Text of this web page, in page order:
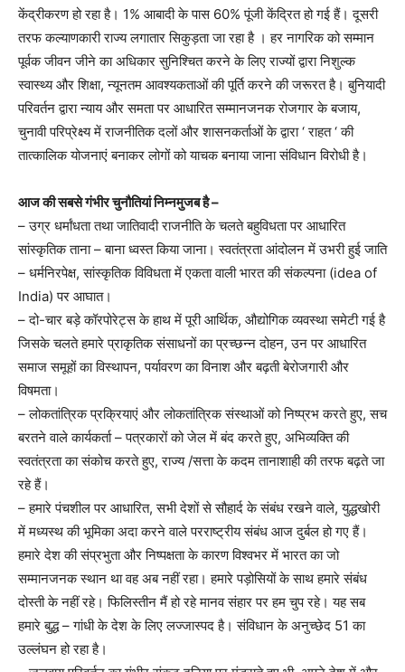
केंद्रीकरण हो रहा है। 1% आबादी के पास 60% पूंजी केंद्रित हो गई हैं। दूसरी
तरफ कल्याणकारी राज्य लगातार सिकुड़ता जा रहा है । हर नागरिक को सम्मान
पूर्वक जीवन जीने का अधिकार सुनिश्चित करने के लिए राज्यों द्वारा निशुल्क
स्वास्थ्य और शिक्षा, न्यूनतम आवश्यकताओं की पूर्ति करने की जरूरत है। बुनियादी
परिवर्तन द्वारा न्याय और समता पर आधारित सम्मानजनक रोजगार के बजाय,
चुनावी परिप्रेक्ष्य में राजनीतिक दलों और शासनकर्ताओं के द्वारा ‘ राहत ‘ की
तात्कालिक योजनाएं बनाकर लोगों को याचक बनाया जाना संविधान विरोधी है।
आज की सबसे गंभीर चुनौतियां निम्नमुजब है –
– उग्र धर्मांधता तथा जातिवादी राजनीति के चलते बहुविधता पर आधारित
सांस्कृतिक ताना – बाना ध्वस्त किया जाना। स्वतंत्रता आंदोलन में उभरी हुई जाति
– धर्मनिरपेक्ष, सांस्कृतिक विविधता में एकता वाली भारत की संकल्पना (idea of
India) पर आघात।
– दो-चार बड़े कॉरपोरेट्स के हाथ में पूरी आर्थिक, औद्योगिक व्यवस्था समेटी गई है
जिसके चलते हमारे प्राकृतिक संसाधनों का प्रच्छन्न दोहन, उन पर आधारित
समाज समूहों का विस्थापन, पर्यावरण का विनाश और बढ़ती बेरोजगारी और
विषमता।
– लोकतांत्रिक प्रक्रियाएं और लोकतांत्रिक संस्थाओं को निष्प्रभ करते हुए, सच
बरतने वाले कार्यकर्ता – पत्रकारों को जेल में बंद करते हुए, अभिव्यक्ति की
स्वतंत्रता का संकोच करते हुए, राज्य /सत्ता के कदम तानाशाही की तरफ बढ़ते जा
रहे हैं।
– हमारे पंचशील पर आधारित, सभी देशों से सौहार्द के संबंध रखने वाले, युद्धखोरी
में मध्यस्थ की भूमिका अदा करने वाले परराष्ट्रीय संबंध आज दुर्बल हो गए हैं।
हमारे देश की संप्रभुता और निष्पक्षता के कारण विश्वभर में भारत का जो
सम्मानजनक स्थान था वह अब नहीं रहा। हमारे पड़ोसियों के साथ हमारे संबंध
दोस्ती के नहीं रहे। फिलिस्तीन मैं हो रहे मानव संहार पर हम चुप रहे। यह सब
हमारे बुद्ध – गांधी के देश के लिए लज्जास्पद है। संविधान के अनुच्छेद 51 का
उल्लंघन हो रहा है।